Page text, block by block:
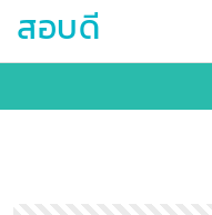
สอบดี